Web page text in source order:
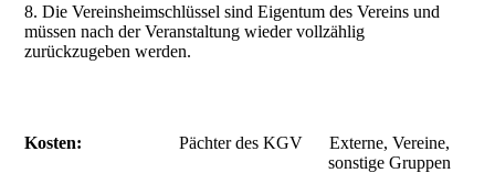
8. Die Vereinsheimschlüssel sind Eigentum des Vereins und
müssen nach der Veranstaltung wieder vollzählig
zurückzugeben werden.
Kosten: Pächter des KGV
Externe, Vereine,
sonstige Gruppen